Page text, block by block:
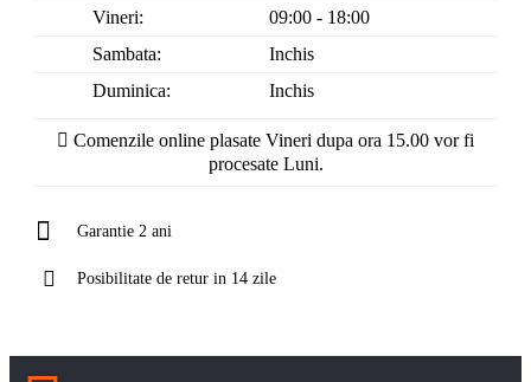
Vineri:
09:00 - 18:00
Sambata:
Inchis
Duminica:
Inchis
Comenzile online plasate Vineri dupa ora 15.00 vor fi
procesate Luni.
Garantie 2 ani
Posibilitate de retur in 14 zile